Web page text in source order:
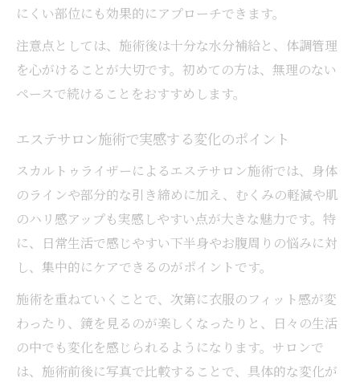
にくい部位にも効果的にアプローチできます。
注意点としては、施術後は十分な水分補給と、体調管理
を心がけることが大切です。初めての方は、無理のない
ペースで続けることをおすすめします。
エステサロン施術で実感する変化のポイント
スカルトゥライザーによるエステサロン施術では、身体
のラインや部分的な引き締めに加え、むくみの軽減や肌
のハリ感アップも実感しやすい点が大きな魅力です。特
に、日常生活で感じやすい下半身やお腹周りの悩みに対
し、集中的にケアできるのがポイントです。
施術を重ねていくことで、次第に衣服のフィット感が変
わったり、鏡を見るのが楽しくなったりと、日々の生活
の中でも変化を感じられるようになります。サロンで
は、施術前後に写真で比較することで、具体的な変化が